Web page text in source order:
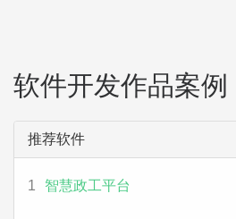
软件开发作品案例
推荐软件
1 智慧政工平台